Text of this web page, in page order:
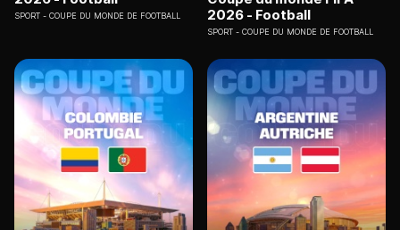
SPORT COUPE DU MONDE DE FOOTBALL
2026 - Football
SPORT COUPE DU MONDE DE FOOTBALL